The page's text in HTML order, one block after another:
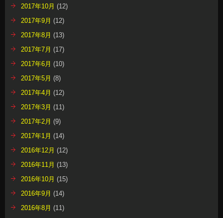
2017年10月 (12)
2017年9月 (12)
2017年8月 (13)
2017年7月 (17)
2017年6月 (10)
2017年5月 (8)
2017年4月 (12)
2017年3月 (11)
2017年2月 (9)
2017年1月 (14)
2016年12月 (12)
2016年11月 (13)
2016年10月 (15)
2016年9月 (14)
2016年8月 (11)